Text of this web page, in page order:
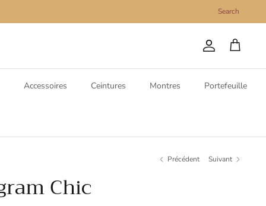
Search
Compte
Panier
Accessoires Ceintures Montres Portefeuille
Précédent Suivant
Chic